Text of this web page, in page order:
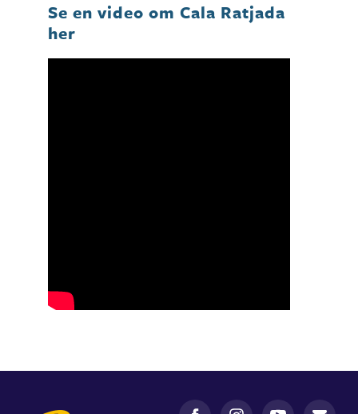
Se en video om Cala Ratjada
her